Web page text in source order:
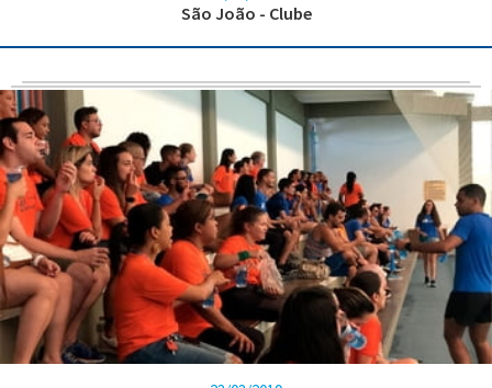
São João - Clube